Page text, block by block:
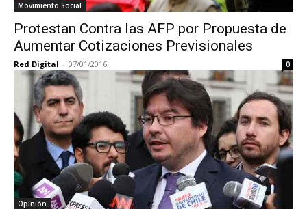
Movimiento Social
Protestan Contra las AFP por Propuesta de
Aumentar Cotizaciones Previsionales
Red Digital - 07/01/2016 0
Opinión